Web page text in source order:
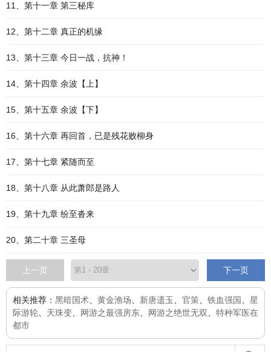
11、第十一章 第三秘库
12、第十二章 真正的机缘
13、第十三章 今日一战，抗神！
14、第十四章 余波【上】
15、第十五章 余波【下】
16、第十六章 再回首，已是残花败柳身
17、第十七章 紧随而至
18、第十八章 从此萧郎是路人
19、第十九章 纷至沓来
20、第二十章 三圣母
上一页 下一页
相关推荐： 黑暗国术 黄金渔场 新唐遗玉 官策 铁血强国
星
际游轮
天珠变 网游之最强房东 网游之绝世无双
特种军医在
都市